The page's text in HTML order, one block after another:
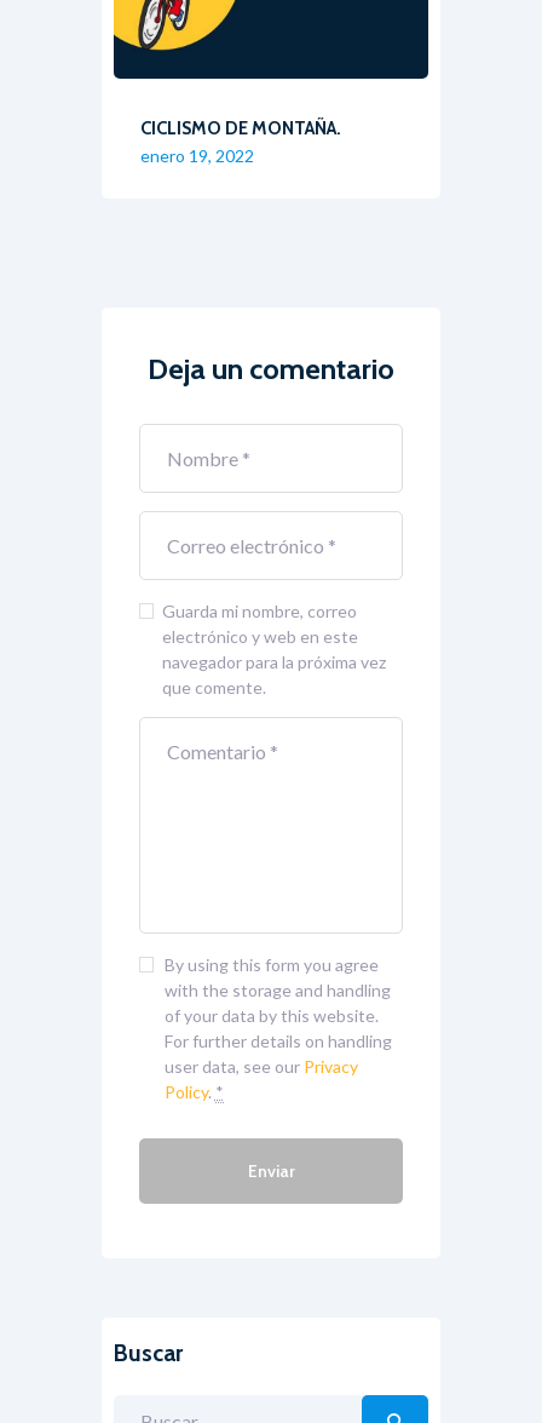
CICLISMO DE MONTAÑA.
enero 19, 2022
Deja un comentario
Guarda mi nombre, correo
electrónico y web en este
navegador para la próxima vez
que comente.
By using this form you agree
with the storage and handling
of your data by this website.
For further details on handling
user data, see our Privacy
Policy. *
Buscar